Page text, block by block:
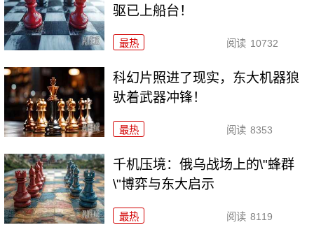
驱已上船台！
最热 阅读 10732
科幻片照进了现实，东大机器狼
驮着武器冲锋！
最热 阅读 8353
千机压境：俄乌战场上的\"蜂群
\"博弈与东大启示
最热 阅读 8119